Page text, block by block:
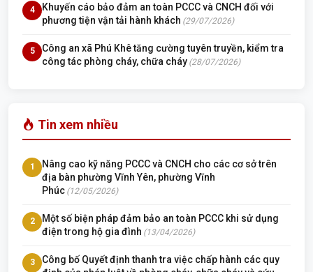
4
Khuyến cáo bảo đảm an toàn PCCC và CNCH đối với
phương tiện vận tải hành khách (29/07/2026)
5
Công an xã Phú Khê tăng cường tuyên truyền, kiểm tra
công tác phòng cháy, chữa cháy (28/07/2026)
Tin xem nhiều
1
Nâng cao kỹ năng PCCC và CNCH cho các cơ sở trên
địa bàn phường Vĩnh Yên, phường Vĩnh
Phúc (12/05/2026)
2
Một số biện pháp đảm bảo an toàn PCCC khi sử dụng
điện trong hộ gia đình (13/04/2026)
3
Công bố Quyết định thanh tra việc chấp hành các quy